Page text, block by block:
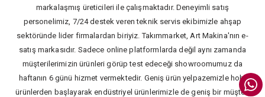
markalaşmış üreticileri ile çalışmaktadır. Deneyimli satış
personelimiz, 7/24 destek veren teknik servis ekibimizle ahşap
sektöründe lider firmalardan biriyiz. Takımmarket, Art Makina'nın e-
satış markasıdır. Sadece online platformlarda değil aynı zamanda
müşterilerimizin ürünleri görüp test edeceği showroomumuz da
haftanın 6 günü hizmet vermektedir. Geniş ürün yelpazemizle hobi
ürünlerden başlayarak endüstriyel ürünlerimizle de geniş bir müşteri